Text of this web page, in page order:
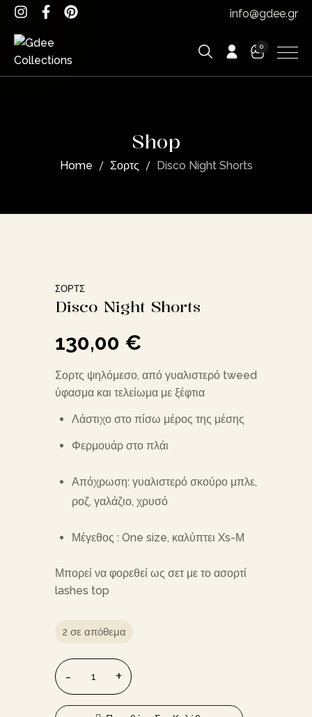
info@gdee.gr
0
Shop
Home Σορτς Disco Night Shorts
ΣΟΡΤΣ
Disco Night Shorts
130,00 €
Σορτς ψηλόμεσο, από γυαλιστερό tweed
ύφασμα και τελείωμα με ξέφτια
Λάστιχο στο πίσω μέρος της μέσης
Φερμουάρ στο πλάι
Απόχρωση: γυαλιστερό σκούρο μπλε,
ροζ, γαλάζιο, χρυσό
Μέγεθος : One size, καλύπτει Xs-Μ
Μπορεί να φορεθεί ως σετ με το ασορτί
lashes top
2 σε απόθεμα